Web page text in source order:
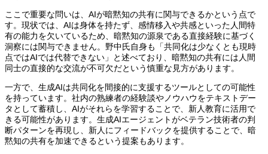
ここで重要な問いは、AIが暗黙知の共有に関与できるかという点で
す。現状では、AIは身体を持たず、感情移入や共感といった人間特
有の能力を欠いているため、暗黙知の源泉である直接経験に基づく
洞察には関与できません。野中氏自身も「共同化は少なくとも現時
点ではAIでは代替できない」と述べており、暗黙知の共有には人間
同士の直接的な交流が不可欠だという慎重な見方があります。
一方で、生成AIは共同化を間接的に支援するツールとしての可能性
を持っています。社内の熟練者の経験談やノウハウをテキストデー
タとして蓄積し、AIがそれらを学習することで、新人教育に活用で
きる可能性があります。生成AIエージェントがベテラン技術者の判
断パターンを再現し、新人にフィードバックを提供することで、暗
黙知の共有を加速できるという提案もあります。